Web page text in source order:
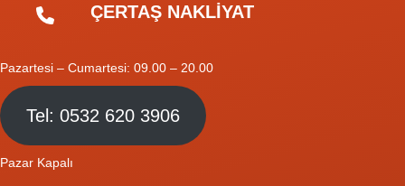
ÇERTAŞ NAKLİYAT
Pazartesi – Cumartesi: 09.00 – 20.00
Tel: 0532 620 3906
Pazar Kapalı